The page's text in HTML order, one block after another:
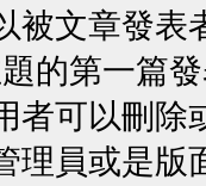
被文章發
的第一篇
者可以刪
理員或是